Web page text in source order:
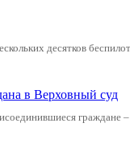
десятков
в Верховный суд
граждане